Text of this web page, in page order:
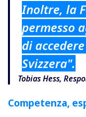
Inoltre, la
permesso
di
Svizzera".
Tobias Hess,
Competenza,